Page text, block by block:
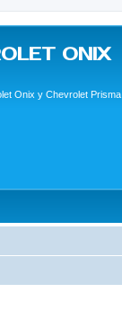
ONIX
Onix y Chevrolet Prisma